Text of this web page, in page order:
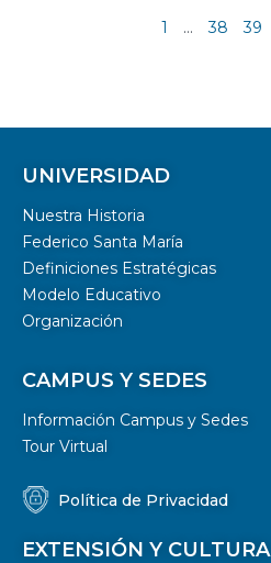
1 … 38 39
UNIVERSIDAD
Nuestra Historia
Federico Santa María
Definiciones Estratégicas
Modelo Educativo
Organización
CAMPUS Y SEDES
Información Campus y Sedes
Tour Virtual
Política de Privacidad
EXTENSIÓN Y CULTURA